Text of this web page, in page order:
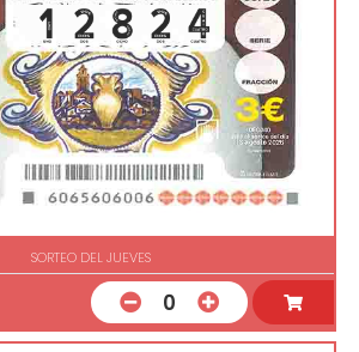
SORTEO DEL JUEVES
0